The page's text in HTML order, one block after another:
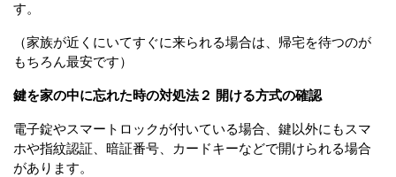
す。
（家族が近くにいてすぐに来られる場合は、帰宅を待つのが
もちろん最安です）
鍵を家の中に忘れた時の対処法２ 開ける方式の確認
電子錠やスマートロックが付いている場合、鍵以外にもスマ
ホや指紋認証、暗証番号、カードキーなどで開けられる場合
があります。